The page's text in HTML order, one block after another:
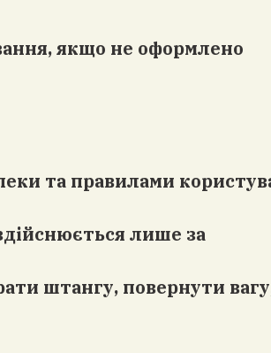
якщо не оформлено
та правилами
лише за
штангу, повернути